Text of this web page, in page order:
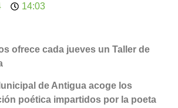
14:03
ofrece cada jueves un Taller de
de Antigua acoge los
poética impartidos por la poeta